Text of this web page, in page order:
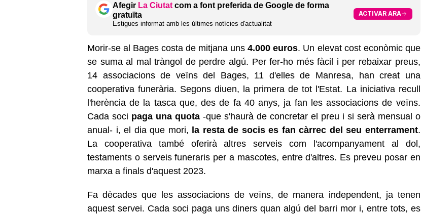
Afegir La Ciutat com a font preferida de Google de forma
gratuïta
Estigues informat amb les últimes notícies d'actualitat
ACTIVAR ARA
Morir-se al Bages costa de mitjana uns 4.000 euros. Un elevat cost econòmic que
se suma al mal tràngol de perdre algú. Per fer-ho més fàcil i per rebaixar preus,
14 associacions de veïns del Bages, 11 d'elles de Manresa, han creat una
cooperativa funerària. Segons diuen, la primera de tot l'Estat. La iniciativa recull
l'herència de la tasca que, des de fa 40 anys, ja fan les associacions de veïns.
Cada soci paga una quota-que s'haurà de concretar el preu i si serà mensual o
anual- i, el dia que mori, la resta de socis es fan càrrec del seu enterrament.
La cooperativa també oferirà altres serveis com l'acompanyament al dol,
testaments o serveis funeraris per a mascotes, entre d'altres. Es preveu posar en
marxa a finals d'aquest 2023.
Fa dècades que les associacions de veïns, de manera independent, ja tenen
aquest servei. Cada soci paga uns diners quan algú del barri mor i, entre tots, es